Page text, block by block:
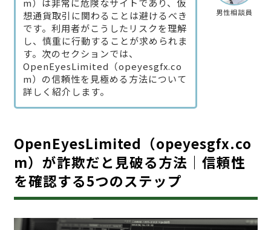
男性相談員
m）は非常に危険なサイトであり、仮
想通貨取引に関わることは避けるべき
です。利用者がこうしたリスクを理解
し、慎重に行動することが求められま
す。次のセクションでは、
OpenEyesLimited（opeyesgfx.co
m）の信頼性を見極める方法について
詳しく紹介します。
OpenEyesLimited（opeyesgfx.co
m）が詐欺だと見破る方法｜信頼性
を確認する5つのステップ